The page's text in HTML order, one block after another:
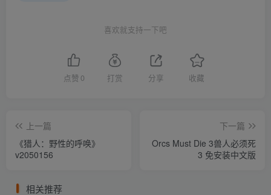
喜欢就支持一下吧
点赞 0 打赏 分享 收藏
上一篇
《猎人：野性的呼唤》
v2050156
下一篇
Orcs Must Die 3兽人必须死
3 免安装中文版
相关推荐